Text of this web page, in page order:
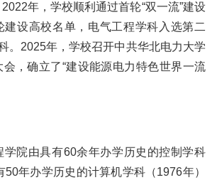
年，学校顺利通过首轮“双一流”建设
建设高校名单，电气工程学科入选第二
。2025年，学校召开中共华北电力大学
，确立了“建设能源电力特色世界一流
学院由具有60余年办学历史的控制学科
50年办学历史的计算机学科（1976年）